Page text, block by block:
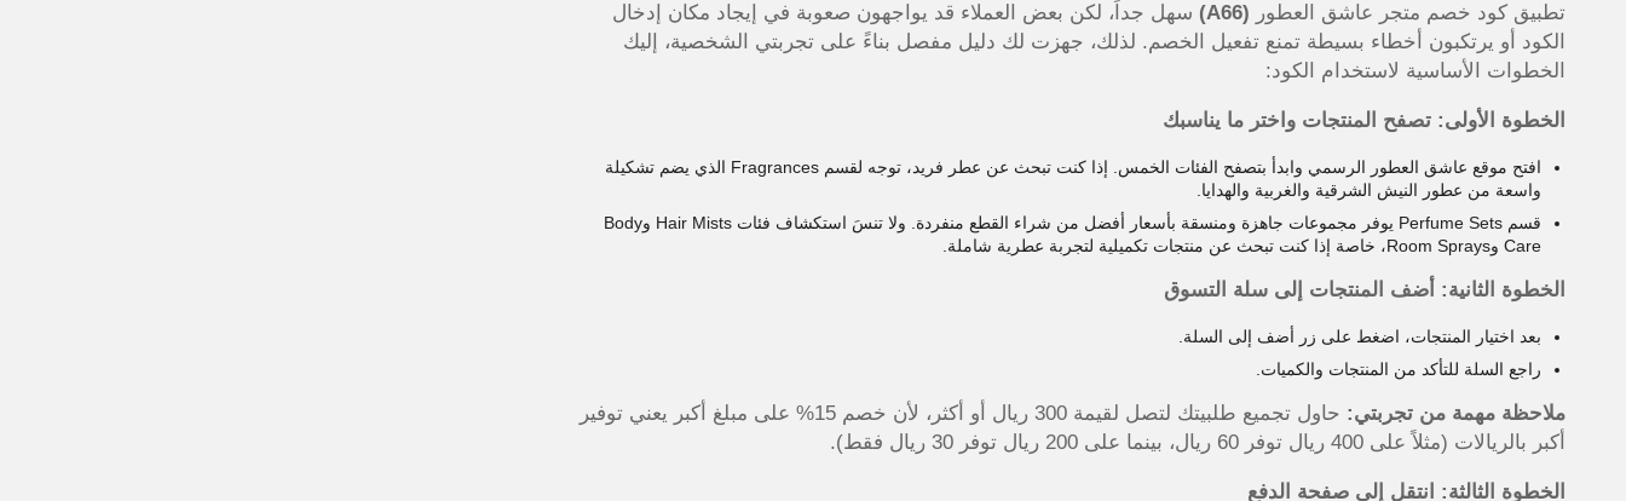
تطبيق كود خصم متجر عاشق العطور (A66)
سهل جداً، لكن بعض العملاء قد يواجهون صعوبة في إيجاد مكان إدخال
الكود أو يرتكبون أخطاء بسيطة تمنع تفعيل الخصم. لذلك، جهزت لك دليل مفصل بناءً على تجربتي الشخصية، إليك
الخطوات الأساسية لاستخدام الكود:
الخطوة الأولى: تصفح المنتجات واختر ما يناسبك
افتح موقع عاشق العطور الرسمي وابدأ بتصفح الفئات الخمس. إذا كنت تبحث عن عطر فريد، توجه لقسم Fragrances الذي يضم تشكيلة
واسعة من عطور النيش الشرقية والغربية والهدايا.
قسم Perfume Sets يوفر مجموعات جاهزة ومنسقة بأسعار أفضل من شراء القطع منفردة. ولا تنسَ استكشاف فئات Hair Mists وBody
Care وRoom Sprays، خاصة إذا كنت تبحث عن منتجات تكميلية لتجربة عطرية شاملة.
الخطوة الثانية: أضف المنتجات إلى سلة التسوق
بعد اختيار المنتجات، اضغط على زر أضف إلى السلة.
راجع السلة للتأكد من المنتجات والكميات.
ملاحظة مهمة من تجربتي:
حاول تجميع طلبيتك لتصل لقيمة 300 ريال أو أكثر، لأن خصم 15% على مبلغ أكبر يعني توفير
أكبر بالريالات (مثلاً على 400 ريال توفر 60 ريال، بينما على 200 ريال توفر 30 ريال فقط).
الخطوة الثالثة: انتقل إلى صفحة الدفع